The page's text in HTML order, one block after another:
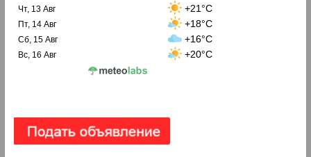
Чт, 13 Авг +21°C
Пт, 14 Авг +18°C
Сб, 15 Авг +16°C
Вс, 16 Авг +20°C